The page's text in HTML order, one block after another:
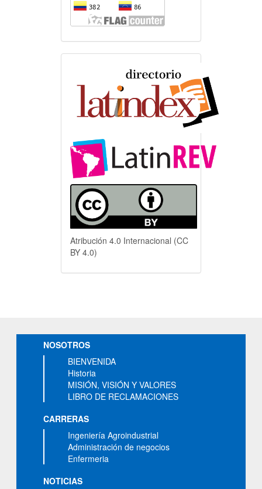
Indexación
Atribución 4.0 Internacional (CC
BY 4.0)
NOSOTROS
BIENVENIDA
Historia
MISIÓN, VISIÓN Y VALORES
LIBRO DE RECLAMACIONES
CARRERAS
Ingeniería Agroindustrial
Administración de negocios
Enfermeria
NOTICIAS